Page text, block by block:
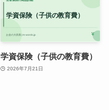
学資保険（子供の教育費）
2026年7月21日